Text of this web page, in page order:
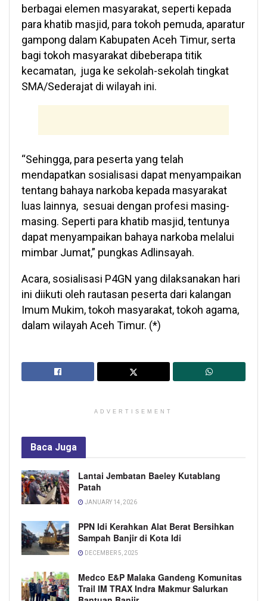
berbagai elemen masyarakat, seperti kepada
para khatib masjid, para tokoh pemuda, aparatur
gampong dalam Kabupaten Aceh Timur, serta
bagi tokoh masyarakat dibeberapa titik
kecamatan, juga ke sekolah-sekolah tingkat
SMA/Sederajat di wilayah ini.
“Sehingga, para peserta yang telah
mendapatkan sosialisasi dapat menyampaikan
tentang bahaya narkoba kepada masyarakat
luas lainnya, sesuai dengan profesi masing-
masing. Seperti para khatib masjid, tentunya
dapat menyampaikan bahaya narkoba melalui
mimbar Jumat,” pungkas Adlinsayah.
Acara, sosialisasi P4GN yang dilaksanakan hari
ini diikuti oleh rautasan peserta dari kalangan
Imum Mukim, tokoh masyarakat, tokoh agama,
dalam wilayah Aceh Timur. (*)
ADVERTISEMENT
Baca Juga
Lantai Jembatan Baeley Kutablang
Patah
JANUARY 14, 2026
PPN Idi Kerahkan Alat Berat Bersihkan
Sampah Banjir di Kota Idi
DECEMBER 5, 2025
Medco E&P Malaka Gandeng Komunitas
Trail IM TRAX Indra Makmur Salurkan